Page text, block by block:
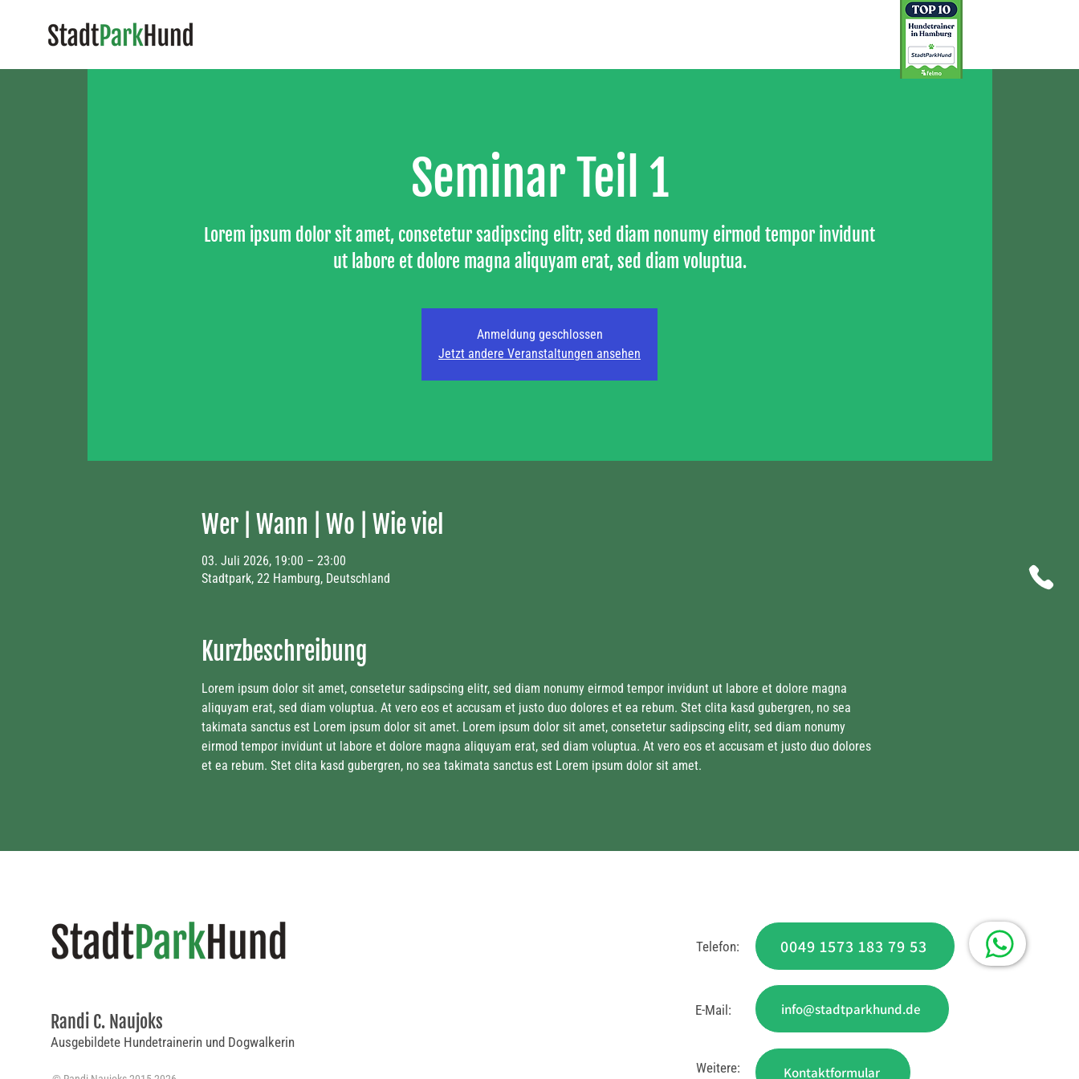
Seminar Teil 1
Lorem ipsum dolor sit amet, consetetur sadipscing elitr, sed diam nonumy eirmod tempor invidunt
ut labore et dolore magna aliquyam erat, sed diam voluptua.
Anmeldung geschlossen
Jetzt andere Veranstaltungen ansehen
Wer | Wann | Wo | Wie viel
03. Juli 2026, 19:00 – 23:00
Stadtpark, 22 Hamburg, Deutschland
Kurzbeschreibung
Lorem ipsum dolor sit amet, consetetur sadipscing elitr, sed diam nonumy eirmod tempor invidunt ut labore et dolore magna
aliquyam erat, sed diam voluptua. At vero eos et accusam et justo duo dolores et ea rebum. Stet clita kasd gubergren, no sea
takimata sanctus est Lorem ipsum dolor sit amet. Lorem ipsum dolor sit amet, consetetur sadipscing elitr, sed diam nonumy
eirmod tempor invidunt ut labore et dolore magna aliquyam erat, sed diam voluptua. At vero eos et accusam et justo duo dolores
et ea rebum. Stet clita kasd gubergren, no sea takimata sanctus est Lorem ipsum dolor sit amet.
Randi C. Naujoks
Ausgebildete Hundetrainerin und Dogwalkerin
Telefon: 0049 1573 183 79 53
E-Mail: info@stadtparkhund.de
Weitere: Kontaktformular